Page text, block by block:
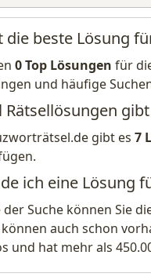
die beste Lösung
0 Top Lösungen für
und häufige
Rätsellösungen
gibt es 7
ich eine Lösung
Suche können Sie
auch schon
und hat mehr als